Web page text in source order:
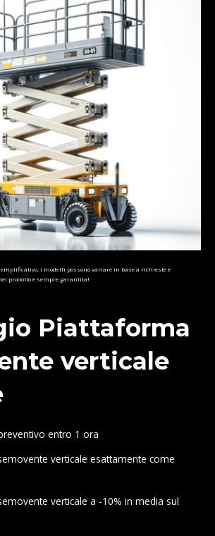
Piattaforma
verticale
entro 1 ora
verticale esattamente come
verticale a -10% in media sul
i modelli possono variare in base a richieste e
prodotto è sempre garantita!